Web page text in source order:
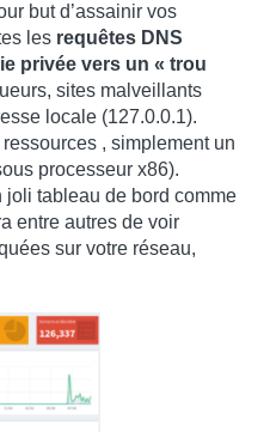
but d’assainir vos
les requêtes DNS
privée vers un « trou
sites malveillants
locale (127.0.0.1).
, simplement un
processeur x86).
joli tableau de bord comme
entre autres de voir
sur votre réseau,